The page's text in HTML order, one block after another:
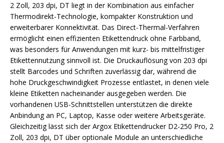
2 Zoll, 203 dpi, DT liegt in der Kombination aus einfacher
Thermodirekt-Technologie, kompakter Konstruktion und
erweiterbarer Konnektivität. Das Direct-Thermal-Verfahren
ermöglicht einen effizienten Etikettendruck ohne Farbband,
was besonders für Anwendungen mit kurz- bis mittelfristiger
Etikettennutzung sinnvoll ist. Die Druckauflösung von 203 dpi
stellt Barcodes und Schriften zuverlässig dar, während die
hohe Druckgeschwindigkeit Prozesse entlastet, in denen viele
kleine Etiketten nacheinander ausgegeben werden. Die
vorhandenen USB-Schnittstellen unterstützen die direkte
Anbindung an PC, Laptop, Kasse oder weitere Arbeitsgeräte.
Gleichzeitig lässt sich der Argox Etikettendrucker D2-250 Pro, 2
Zoll, 203 dpi, DT über optionale Module an unterschiedliche